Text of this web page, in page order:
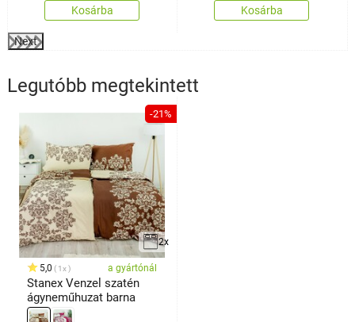
Kosárba Kosárba
Next
Legutóbb megtekintett
-21%
2x
5,0 1x a gyártónál
Stanex Venzel szatén
ágyneműhuzat barna